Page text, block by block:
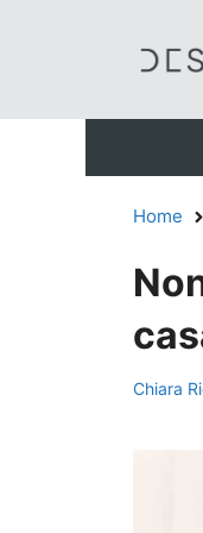
Home
Chiara